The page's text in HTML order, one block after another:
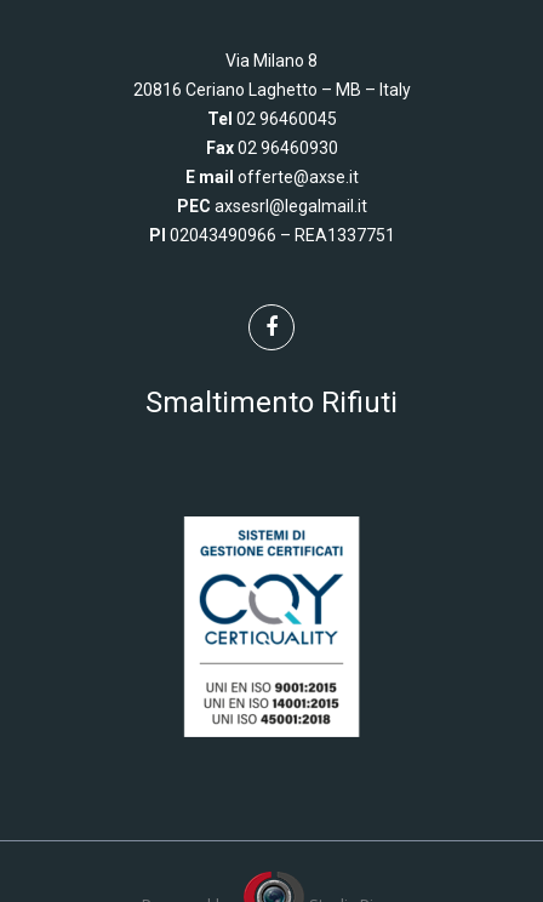
Via Milano 8
20816 Ceriano Laghetto – MB – Italy
Tel 02 96460045
Fax02 96460930
E mail offerte@axse.it
PEC axsesrl@legalmail.it
PI 02043490966 – REA1337751
Smaltimento Rifiuti